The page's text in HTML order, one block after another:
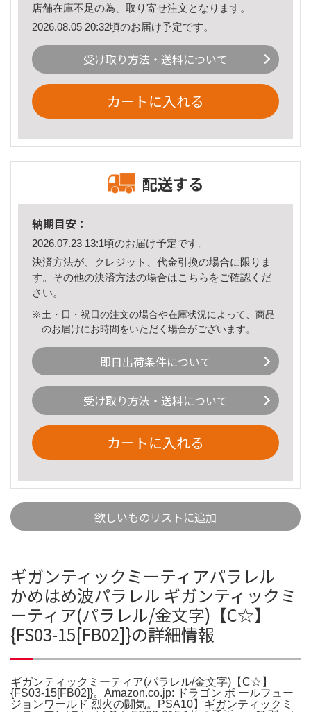
店舗在庫不足の為、取り寄せ注文となります。
2026.08.05 20:32頃のお届け予定です。
受け取り方法・送料について
カートに入れる
配送する
納期目安：
2026.07.23 13:1頃のお届け予定です。
決済方法が、クレジット、代金引換の場合に限りま
す。その他の決済方法の場合はこちら をご確認くだ
さい。
※土・日・祝日の注文の場合や在庫状況によって、商品
のお届けにお時間をいただく場合がございます。
即日出荷条件について
受け取り方法・送料について
カートに入れる
欲しいものリストに追加
ギガンティックミーティアパラレル
かめはめ波パラレル ギガンティックミ
ーティア(パラレル/金文字)【C☆】
{FS03-15[FB02]}の詳細情報
ギガンティックミーティア(パラレル/金文字)【C☆】
{FS03-15[FB02]}。Amazon.co.jp: ドラゴン ボ ールフュー
ジョンワールド 烈火の闘気。PSA10】ギガンティックミ